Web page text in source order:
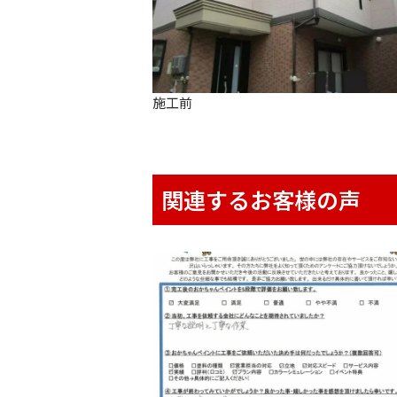
施工前
関連するお客様の声